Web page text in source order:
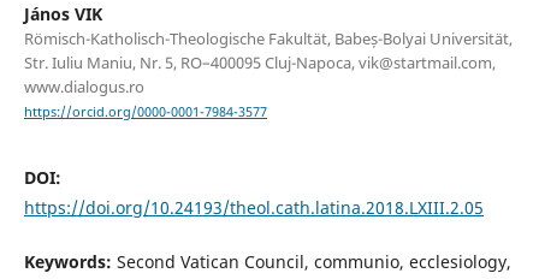
János VIK
Römisch-Katholisch-Theologische Fakultät, Babeș-Bolyai Universität,
Str. Iuliu Maniu, Nr. 5, RO–400095 Cluj-Napoca, vik@startmail.com,
www.dialogus.ro
https://orcid.org/0000-0001-7984-3577
DOI:
https://doi.org/10.24193/theol.cath.latina.2018.LXIII.2.05
Keywords: Second Vatican Council, communio, ecclesiology,